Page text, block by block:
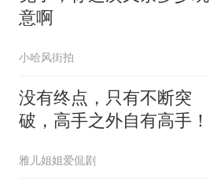
意啊
小哈风街拍
没有终点，只有不断突
破，高手之外自有高手！
雅儿姐姐爱侃剧